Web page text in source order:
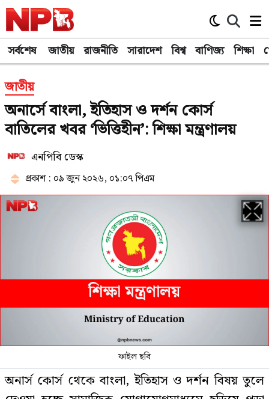
সর্বশেষ জাতীয় রাজনীতি সারাদেশ বিশ্ব বাণিজ্য শিক্ষা
জাতীয়
অনার্সে বাংলা, ইতিহাস ও দর্শন কোর্স
বাতিলের খবর ‘ভিত্তিহীন’: শিক্ষা মন্ত্রণালয়
এনপিবি ডেস্ক
প্রকাশ : ০৯ জুন ২০২৬, ০১:০৭ পিএম
ফাইল ছবি
অনার্স কোর্স থেকে বাংলা, ইতিহাস ও দর্শন বিষয় তুলে